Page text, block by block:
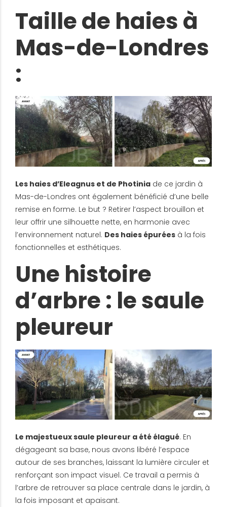
Taille de haies à
Mas-de-Londres
:
Les haies d’Eleagnus et de Photinia de ce jardin à
Mas-de-Londres ont également bénéficié d’une belle
remise en forme. Le but ? Retirer l’aspect brouillon et
leur offrir une silhouette nette, en harmonie avec
l’environnement naturel. Des haies épurées à la fois
fonctionnelles et esthétiques.
Une histoire
d’arbre : le saule
pleureur
Le majestueux saule pleureur a été élagué. En
dégageant sa base, nous avons libéré l’espace
autour de ses branches, laissant la lumière circuler et
renforçant son impact visuel. Ce travail a permis à
l’arbre de retrouver sa place centrale dans le jardin, à
la fois imposant et apaisant.